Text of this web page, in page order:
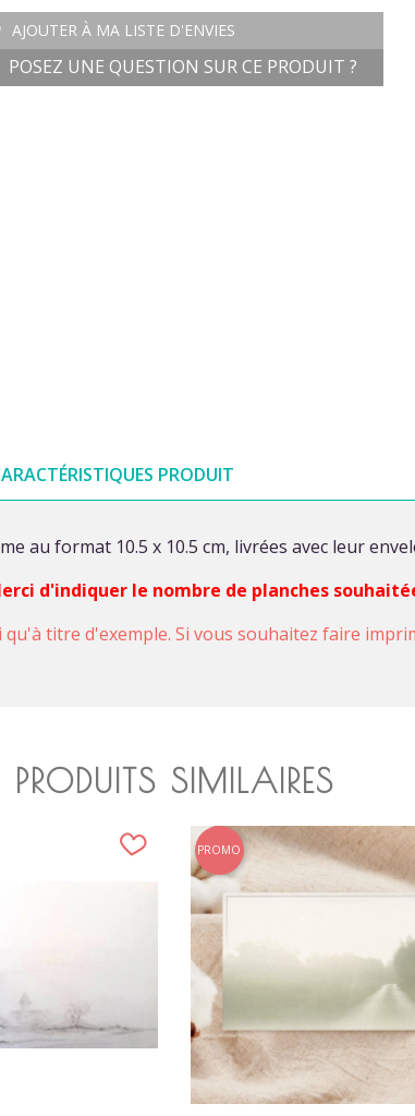
AJOUTER À MA LISTE D'ENVIES
POSEZ UNE QUESTION SUR CE PRODUIT ?
PRODUIT
au format 10.5 x 10.5 cm, livrées avec leur
d'indiquer le nombre de planches
titre d'exemple. Si vous souhaitez faire
PRODUITS SIMILAIRES
PROMO